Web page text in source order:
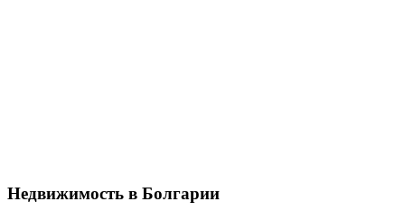
Недвижимость в Болгарии